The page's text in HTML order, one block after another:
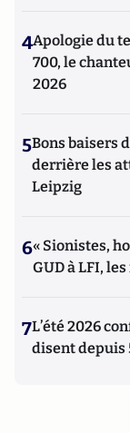
4Apologie du
700, le
2026
5Bons baisers
derrière les
Leipzig
6« Sionistes,
GUD à LFI,
7L’été 2026
disent depuis